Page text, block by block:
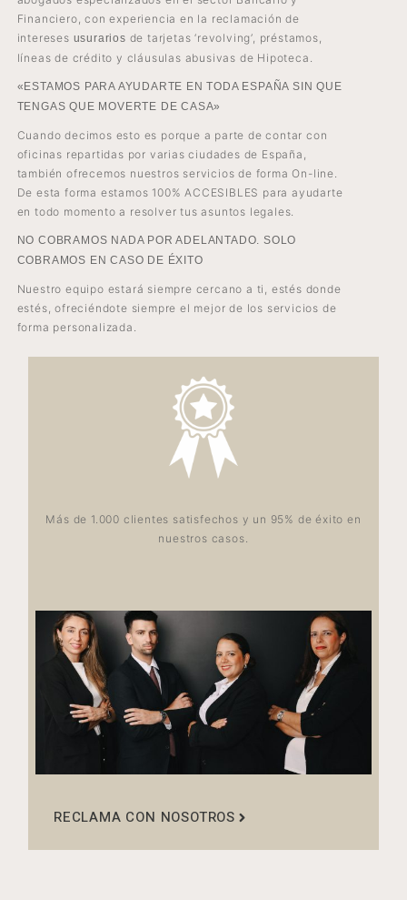
Financiero, con experiencia en la reclamación de
intereses usurarios de tarjetas ‘revolving’, préstamos,
líneas de crédito y cláusulas abusivas de Hipoteca.
«ESTAMOS PARA AYUDARTE EN TODA ESPAÑA SIN QUE
TENGAS QUE MOVERTE DE CASA»
Cuando decimos esto es porque a parte de contar con
oficinas repartidas por varias ciudades de España,
también ofrecemos nuestros servicios de forma On-line.
De esta forma estamos 100% ACCESIBLES para ayudarte
en todo momento a resolver tus asuntos legales.
NO COBRAMOS NADA POR ADELANTADO. SOLO
COBRAMOS EN CASO DE ÉXITO
Nuestro equipo estará siempre cercano a ti, estés donde
estés, ofreciéndote siempre el mejor de los servicios de
forma personalizada.
Más de 1.000 clientes satisfechos y un 95% de éxito en
nuestros casos.
RECLAMA CON NOSOTROS